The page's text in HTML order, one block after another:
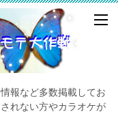
報など多数掲載してお
れない方やカラオケが